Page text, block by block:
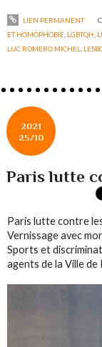
LIEN PERMANENT
ET HOMOPHOBIE LGBTQI+
LUC ROMERO MICHEL
2021
25/10
Paris lutte
Paris lutte contre
Vernissage avec
Sports et
agents de la Ville de